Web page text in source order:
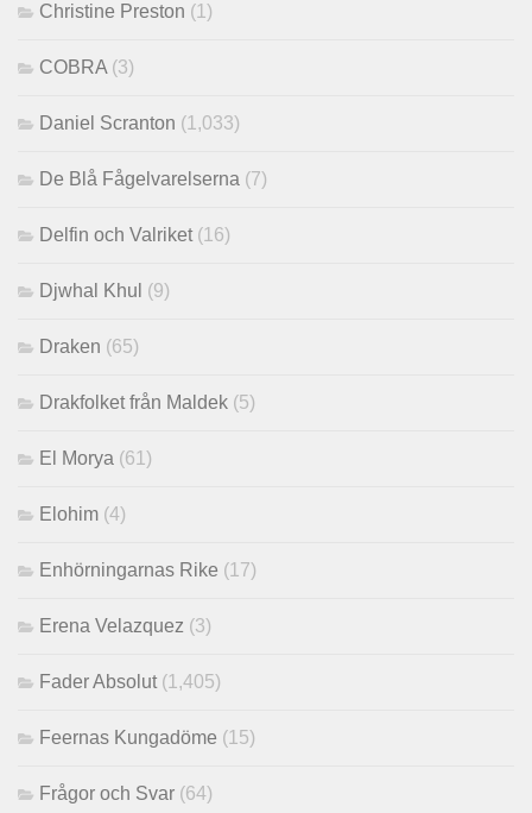
Christine Preston (1)
COBRA(3)
Daniel Scranton (1,033)
De Blå Fågelvarelserna (7)
Delfin och Valriket(16)
Djwhal Khul (9)
Draken (65)
Drakfolket från Maldek (5)
El Morya (61)
Elohim (4)
Enhörningarnas Rike (17)
Erena Velazquez (3)
Fader Absolut(1,405)
Feernas Kungadöme (15)
Frågor och Svar (64)